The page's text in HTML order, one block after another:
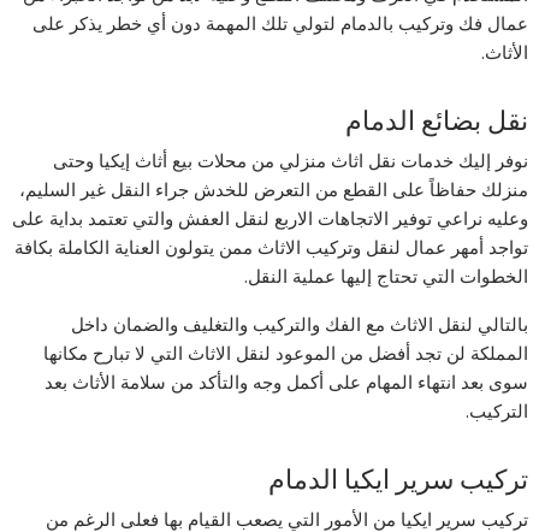
عمال فك وتركيب بالدمام لتولي تلك المهمة دون أي خطر يذكر على
الأثاث.
نقل بضائع الدمام
نوفر إليك خدمات نقل اثاث منزلي من محلات بيع أثاث إيكيا وحتى
منزلك حفاظاً على القطع من التعرض للخدش جراء النقل غير السليم،
وعليه نراعي توفير الاتجاهات الاربع لنقل العفش والتي تعتمد بداية على
تواجد أمهر عمال لنقل وتركيب الاثاث ممن يتولون العناية الكاملة بكافة
الخطوات التي تحتاج إليها عملية النقل.
بالتالي لنقل الاثاث مع الفك والتركيب والتغليف والضمان داخل
المملكة لن تجد أفضل من الموعود لنقل الاثاث التي لا تبارح مكانها
سوى بعد انتهاء المهام على أكمل وجه والتأكد من سلامة الأثاث بعد
التركيب.
تركيب سرير ايكيا الدمام
تركيب سرير ايكيا من الأمور التي يصعب القيام بها فعلى الرغم من